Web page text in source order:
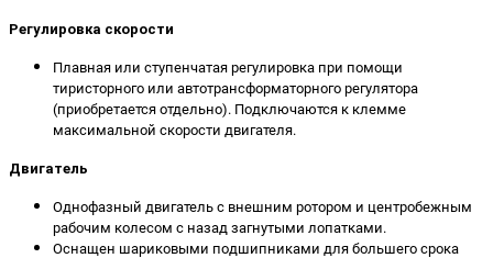
Регулировка скорости
Плавная или ступенчатая регулировка при помощи
тиристорного или автотрансформаторного регулятора
(приобретается отдельно). Подключаются к клемме
максимальной скорости двигателя.
Двигатель
Однофазный двигатель с внешним ротором и центробежным
рабочим колесом с назад загнутыми лопатками.
Оснащен шариковыми подшипниками для большего срока